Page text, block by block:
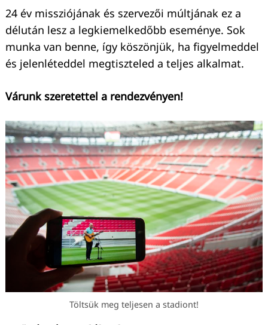
24 év missziójának és szervezői múltjának ez a
délután lesz a legkiemelkedőbb eseménye. Sok
munka van benne, így köszönjük, ha figyelmeddel
és jelenléteddel megtiszteled a teljes alkalmat.
Várunk szeretettel a rendezvényen!
Töltsük meg teljesen a stadiont!